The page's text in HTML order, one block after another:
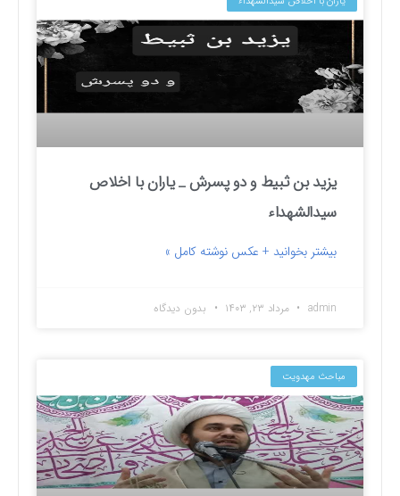
یزید بن ثبیط و دو پسرش _ یاران با اخلاص
سیدالشهداء
بیشتر بخوانید + عکس نوشته کامل »
admin مرداد ۲۳, ۱۴۰۳ بدون دیدگاه
مباحث مهدویت